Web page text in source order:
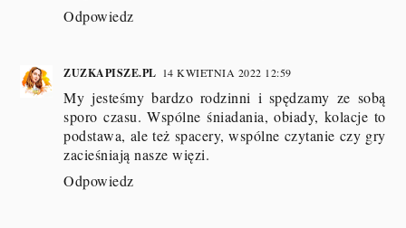
Odpowiedz
ZUZKAPISZE.PL 14 KWIETNIA 2022 12:59
My jesteśmy bardzo rodzinni i spędzamy ze sobą
sporo czasu. Wspólne śniadania, obiady, kolacje to
podstawa, ale też spacery, wspólne czytanie czy gry
zacieśniają nasze więzi.
Odpowiedz